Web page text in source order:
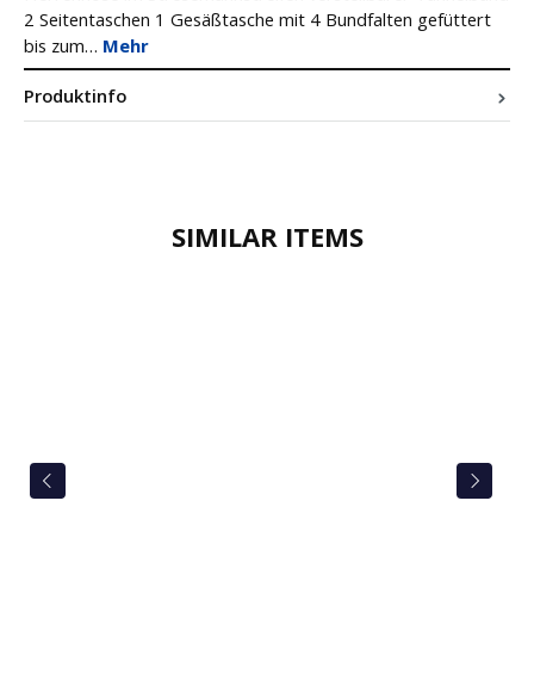
2 Seitentaschen 1 Gesäßtasche mit 4 Bundfalten gefüttert
bis zum… Mehr
Produktinfo
SIMILAR ITEMS